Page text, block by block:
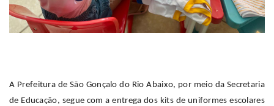
A Prefeitura de São Gonçalo do Rio Abaixo, por meio da Secretaria
de Educação, segue com a entrega dos kits de uniformes escolares